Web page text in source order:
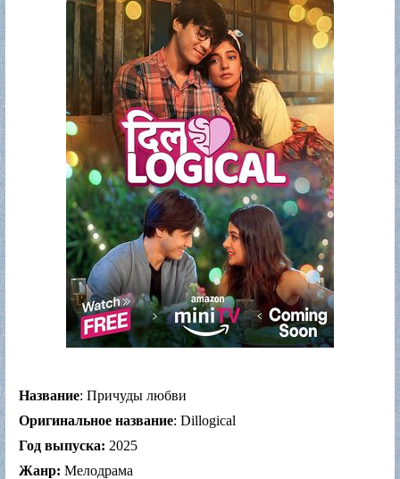
Название: Причуды любви
Оригинальное название: Dillogical
Год выпуска: 2025
Жанр: Мелодрама